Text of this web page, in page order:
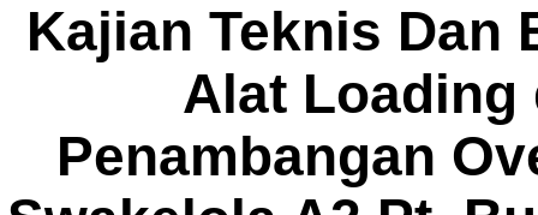
Kajian Teknis Dan
Alat Loading
Penambangan